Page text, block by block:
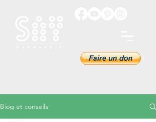
Blog et conseils